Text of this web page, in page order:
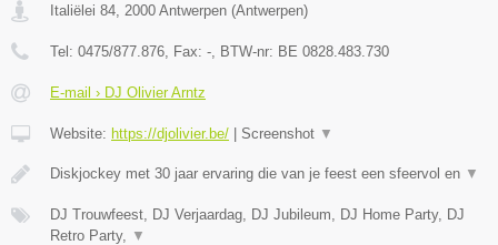
Italiëlei 84 2000 Antwerpen (Antwerpen)
Tel: 0475/877.876 , Fax: - , BTW-nr: BE 0828.483.730
E-mail › DJ Olivier Arntz
Website: https://djolivier.be/ | Screenshot ▼
Diskjockey met 30 jaar ervaring die van je feest een sfeervol en ▼
DJ Trouwfeest, DJ Verjaardag, DJ Jubileum, DJ Home Party, DJ
Retro Party,
▼